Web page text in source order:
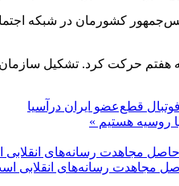
کشورمان در شبکه
سازمان بهینه‌سازی طبق ماده ۴۶ برنامه هفتم،
قطع‌عضو ایران درآسیا
روسیه هستیم »
مجاهدت رسانه‌های انقلابی